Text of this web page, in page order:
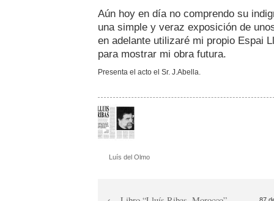
Aún hoy en día no comprendo su
una simple y veraz exposición de
en adelante utilizaré mi propio Espai
para mostrar mi obra futura.
Presenta el acto el Sr. J.Abella.
Luís del Olmo
87